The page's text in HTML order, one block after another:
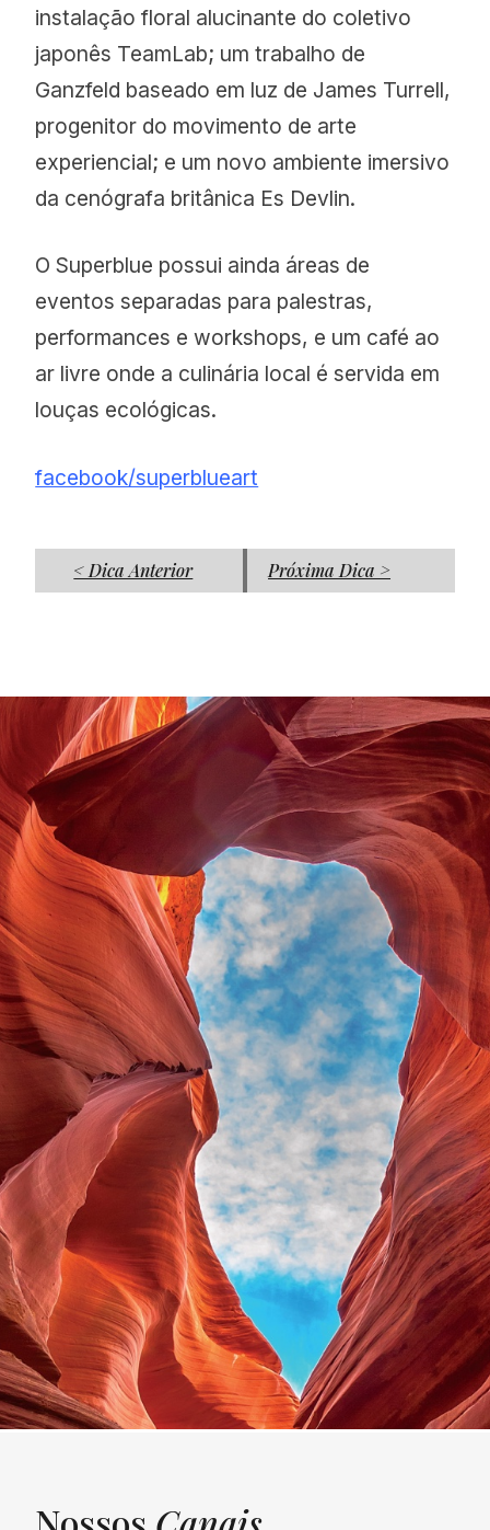
instalação floral alucinante do coletivo
japonês TeamLab; um trabalho de
Ganzfeld baseado em luz de James Turrell,
progenitor do movimento de arte
experiencial; e um novo ambiente imersivo
da cenógrafa britânica Es Devlin.
O Superblue possui ainda áreas de
eventos separadas para palestras,
performances e workshops, e um café ao
ar livre onde a culinária local é servida em
louças ecológicas.
facebook/superblueart
< Dica Anterior Próxima Dica >